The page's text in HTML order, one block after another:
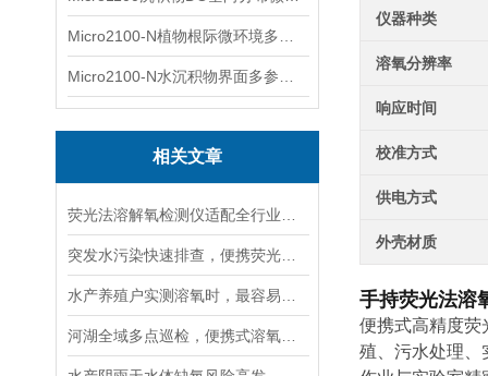
相关文章
仪器种类
溶氧分辨率
响应时间
校准方式
供电方式
外壳材质
手持荧光法溶
便携式高精度荧
殖、污水处理、